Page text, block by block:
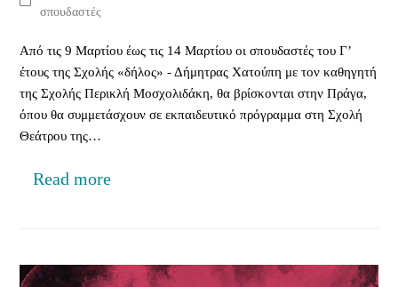
σπουδαστές
Από τις 9 Μαρτίου έως τις 14 Μαρτίου οι σπουδαστές του Γ’
έτους της Σχολής «δήλος» - Δήμητρας Χατούπη με τον καθηγητή
της Σχολής Περικλή Μοσχολιδάκη, θα βρίσκονται στην Πράγα,
όπου θα συμμετάσχουν σε εκπαιδευτικό πρόγραμμα στη Σχολή
Θεάτρου της…
Read more